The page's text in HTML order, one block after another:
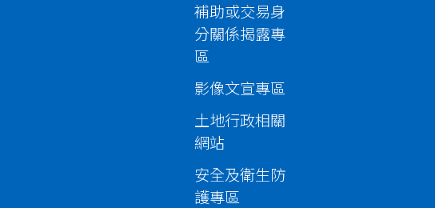
補助或交易身
分關係揭露專
區
影像文宣專區
土地行政相關
網站
安全及衛生防
護專區